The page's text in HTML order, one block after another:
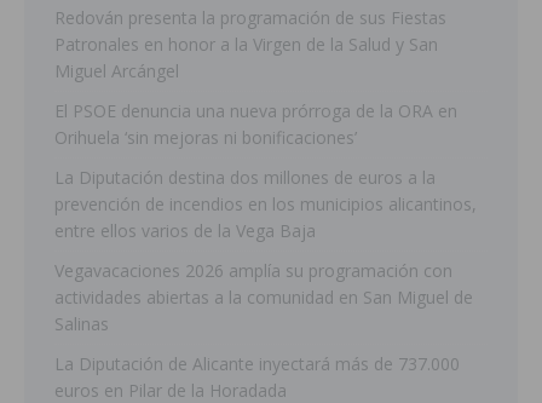
Redován presenta la programación de sus Fiestas
Patronales en honor a la Virgen de la Salud y San
Miguel Arcángel
El PSOE denuncia una nueva prórroga de la ORA en
Orihuela ‘sin mejoras ni bonificaciones’
La Diputación destina dos millones de euros a la
prevención de incendios en los municipios alicantinos,
entre ellos varios de la Vega Baja
Vegavacaciones 2026 amplía su programación con
actividades abiertas a la comunidad en San Miguel de
Salinas
La Diputación de Alicante inyectará más de 737.000
euros en Pilar de la Horadada